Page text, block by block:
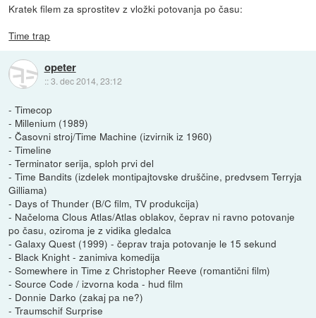
Kratek filem za sprostitev z vložki potovanja po času:
Time trap
opeter
::3. dec 2014, 23:12
- Timecop
- Millenium (1989)
- Časovni stroj/Time Machine (izvirnik iz 1960)
- Timeline
- Terminator serija, sploh prvi del
- Time Bandits (izdelek montipajtovske druščine, predvsem Terryja
Gilliama)
- Days of Thunder (B/C film, TV produkcija)
- Načeloma Clous Atlas/Atlas oblakov, čeprav ni ravno potovanje
po času, oziroma je z vidika gledalca
- Galaxy Quest (1999) - čeprav traja potovanje le 15 sekund
- Black Knight - zanimiva komedija
- Somewhere in Time z Christopher Reeve (romantični film)
- Source Code / izvorna koda - hud film
- Donnie Darko (zakaj pa ne?)
- Traumschif Surprise